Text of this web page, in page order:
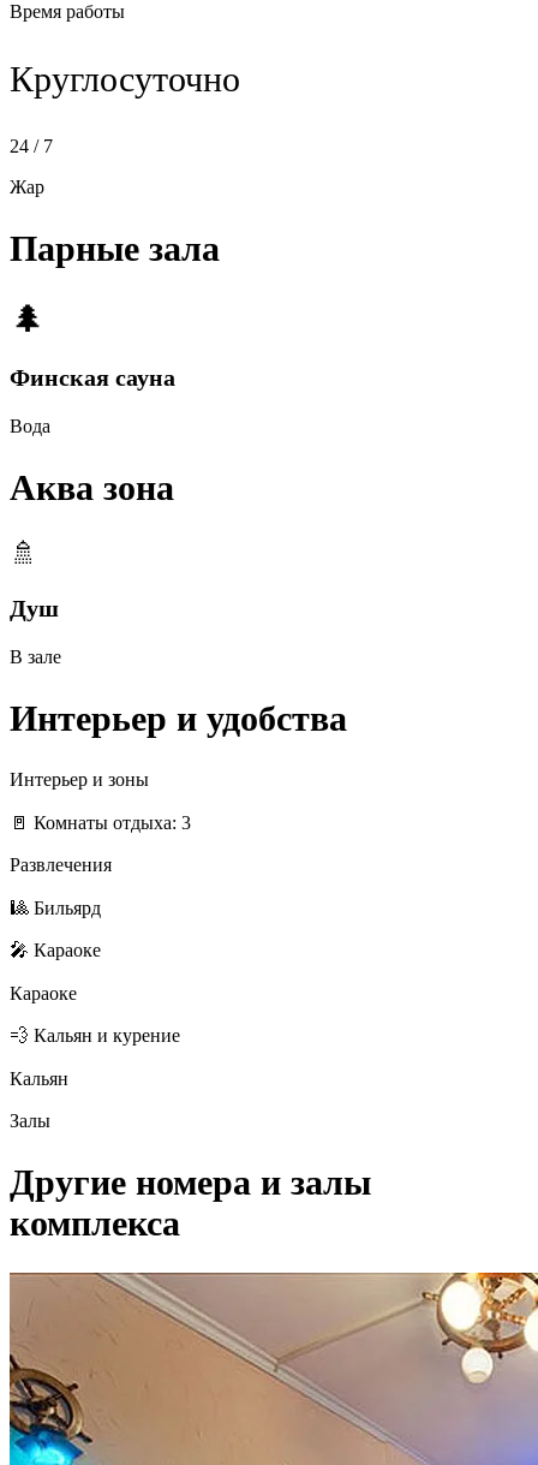
Время работы
Круглосуточно
24 / 7
Жар
Парные зала
🌲
Финская сауна
Вода
Аква зона
🚿
Душ
В зале
Интерьер и удобства
Интерьер и зоны
🚪 Комнаты отдыха: 3
Развлечения
🎱 Бильярд
🎤 Караоке
Караоке
💨 Кальян и курение
Кальян
Залы
Другие номера и залы
комплекса